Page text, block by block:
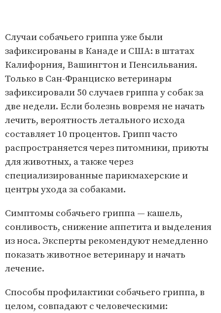
Случаи собачьего гриппа уже были
зафиксированы в Канаде и США: в штатах
Калифорния, Вашингтон и Пенсильвания.
Только в Сан-Франциско ветеринары
зафиксировали 50 случаев гриппа у собак за
две недели. Если болезнь вовремя не начать
лечить, вероятность летального исхода
составляет 10 процентов. Грипп часто
распространяется через питомники, приюты
для животных, а также через
специализированные парикмахерские и
центры ухода за собаками.
Симптомы собачьего гриппа — кашель,
сонливость, снижение аппетита и выделения
из носа. Эксперты рекомендуют немедленно
показать животное ветеринару и начать
лечение.
Способы профилактики собачьего гриппа, в
целом, совпадают с человеческими: